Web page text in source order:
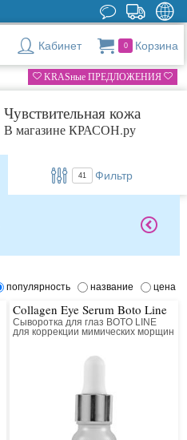
Кабинет 0 Корзина
KRASные ПРЕДЛОЖЕНИЯ
Чувствительная кожа
В магазине КРАСОН.ру
41 Фильтр
популярность название цена
Collagen Eye Serum Boto Line
Сыворотка для глаз BOTO LINE
для коррекции мимических морщин